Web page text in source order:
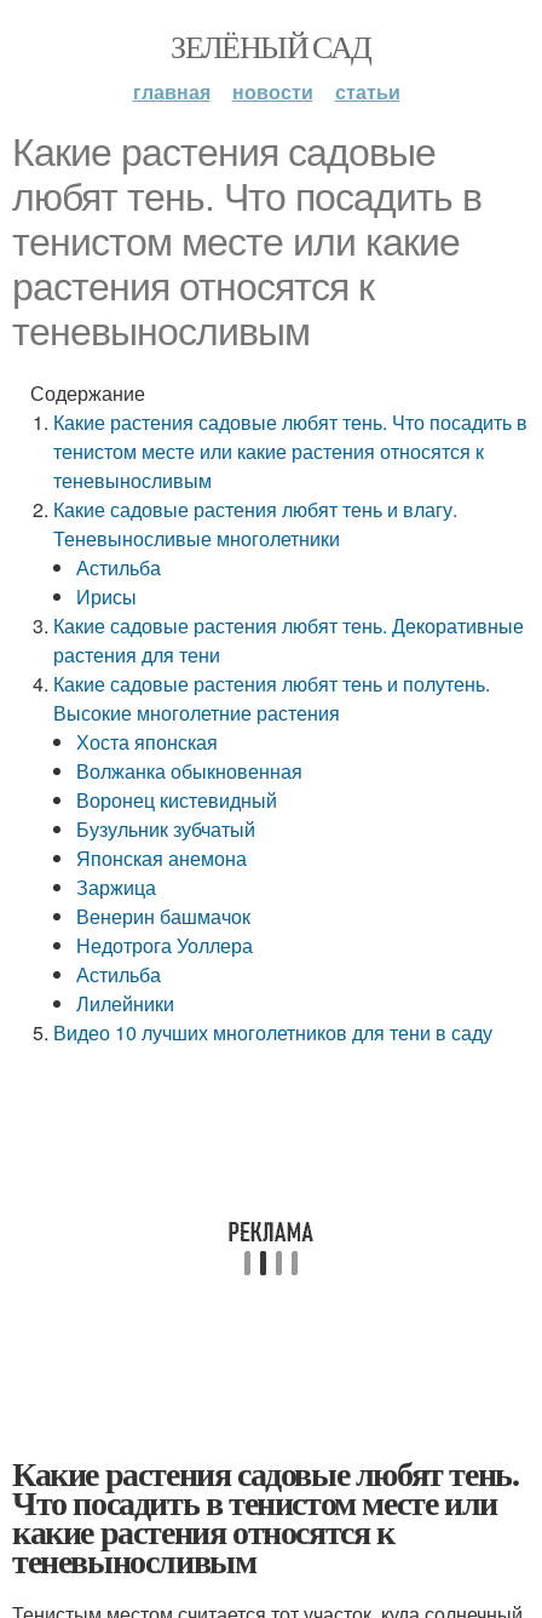
ЗЕЛЁНЫЙ САД
главная новости статьи
Какие растения садовые
любят тень. Что посадить в
тенистом месте или какие
растения относятся к
теневыносливым
Содержание
Какие растения садовые любят тень. Что посадить в
тенистом месте или какие растения относятся к
теневыносливым
Какие садовые растения любят тень и влагу.
Теневыносливые многолетники
Астильба
Ирисы
Какие садовые растения любят тень. Декоративные
растения для тени
Какие садовые растения любят тень и полутень.
Высокие многолетние растения
Хоста японская
Волжанка обыкновенная
Воронец кистевидный
Бузульник зубчатый
Японская анемона
Заржица
Венерин башмачок
Недотрога Уоллера
Астильба
Лилейники
Видео 10 лучших многолетников для тени в саду
Какие растения садовые любят тень.
Что посадить в тенистом месте или
какие растения относятся к
теневыносливым